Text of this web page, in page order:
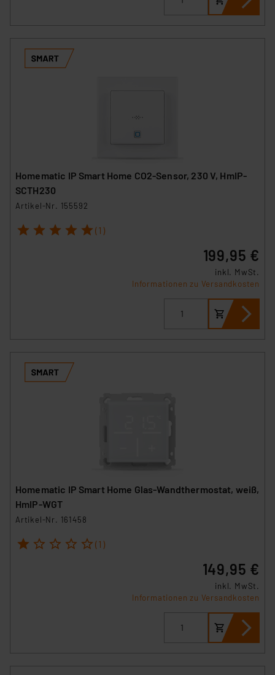
Homematic IP Smart Home CO2-Sensor, 230 V, HmIP-
SCTH230
Artikel-Nr. 155592
1 2 3 4 5 (1)
199,95 €
inkl. MwSt.
Informationen zu Versandkosten
Homematic IP Smart Home Glas-Wandthermostat, weiß,
HmIP-WGT
Artikel-Nr. 161458
1 2 3 4 5 (1)
149,95 €
inkl. MwSt.
Informationen zu Versandkosten